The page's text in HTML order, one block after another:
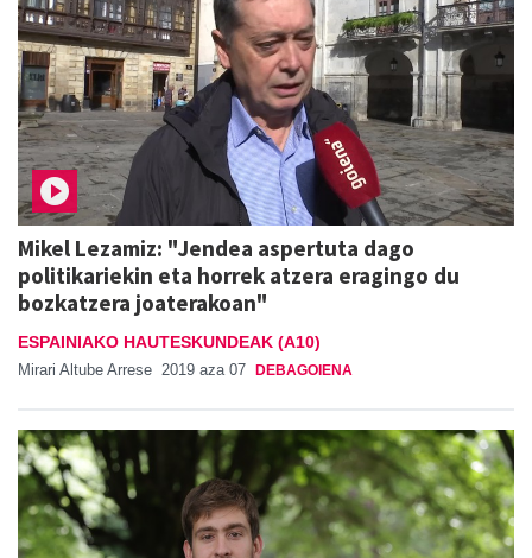
Mikel Lezamiz: "Jendea aspertuta dago
politikariekin eta horrek atzera eragingo du
bozkatzera joaterakoan"
ESPAINIAKO HAUTESKUNDEAK (A10)
Mirari Altube Arrese 2019 aza 07 DEBAGOIENA